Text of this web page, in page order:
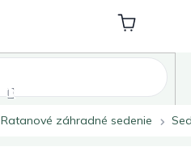
Nákupný
košík
Ratanové záhradné sedenie